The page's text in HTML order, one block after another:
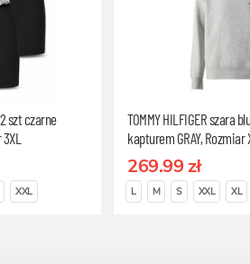
szt czarne
XXL
TOMMY HILFIGER szara
kapturem GRAY, Rozmiar
269.99 zł
L M S XXL XL